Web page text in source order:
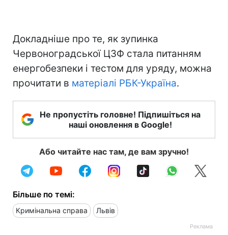
Докладніше про те, як зупинка
Червоноградської ЦЗФ стала питанням
енергобезпеки і тестом для уряду, можна
прочитати в матеріалі РБК-Україна.
Не пропустіть головне! Підпишіться на
наші оновлення в Google!
Або читайте нас там, де вам зручно!
Більше по темі:
Кримінальна справа Львів